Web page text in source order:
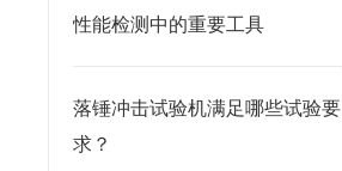
性能检测中的重要工具
落锤冲击试验机满足哪些试验要
求？